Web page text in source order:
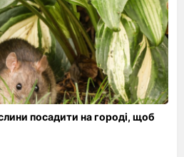
посадити на городі, щоб